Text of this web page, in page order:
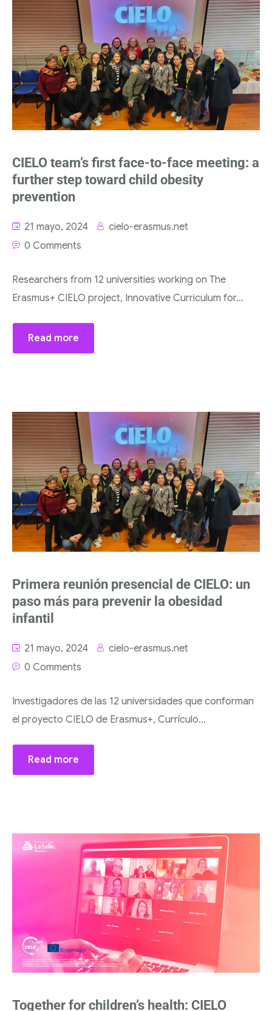
CIELO team’s first face-to-face meeting: a
further step toward child obesity
prevention
21 mayo, 2024
cielo-erasmus.net
0 Comments
Researchers from 12 universities working on The
Erasmus+ CIELO project, Innovative Curriculum for...
Read more
Primera reunión presencial de CIELO: un
paso más para prevenir la obesidad
infantil
21 mayo, 2024
cielo-erasmus.net
0 Comments
Investigadores de las 12 universidades que conforman
el proyecto CIELO de Erasmus+, Currículo...
Read more
Together for children’s health: CIELO